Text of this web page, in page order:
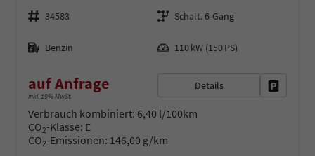
Fahrzeugnr.
34583
Getriebe
Schalt. 6-Gang
Kraftstoff
Benzin 110 kW (150 PS)
auf Anfrage
inkl. 19% MwSt.
Details
Verbrauch kombiniert: 6,40 l/100km
CO2-Klasse: E
CO2-Emissionen: 146,00 g/km